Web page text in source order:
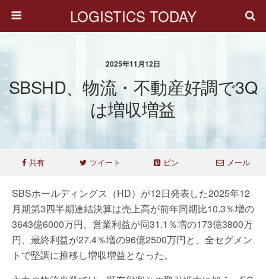
LOGISTICS TODAY
2025年11月12日
SBSHD、物流・不動産好調で3Q
は増収増益
共有 ツイート ピン メール
SBSホールディングス（HD）が12日発表した2025年12
月期第3四半期連結決算は売上高が前年同期比10.3％増の
3643億6000万円、営業利益が同31.1％増の173億3800万
円、最終利益が27.4％増の96億2500万円と、全セグメン
トで堅調に推移し増収増益となった。